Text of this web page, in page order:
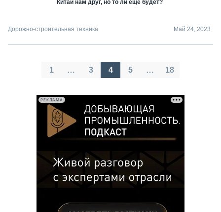
Китай нам друг, но то ли ещё будет?
Дорожно-строительная техника Май 24, 2023
Пагинация
1 … 3 4 5 … 18
РЕКЛАМА